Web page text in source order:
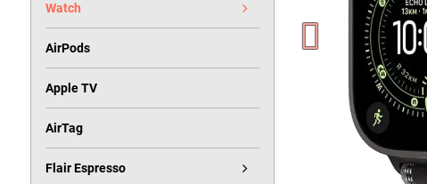
Watch
AirPods
Apple TV
AirTag
Flair Espresso